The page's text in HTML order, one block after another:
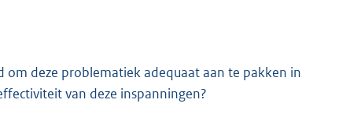
om deze problematiek adequaat aan te pakken in
van deze inspanningen?